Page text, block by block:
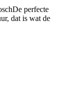
perfecte
dat is wat de